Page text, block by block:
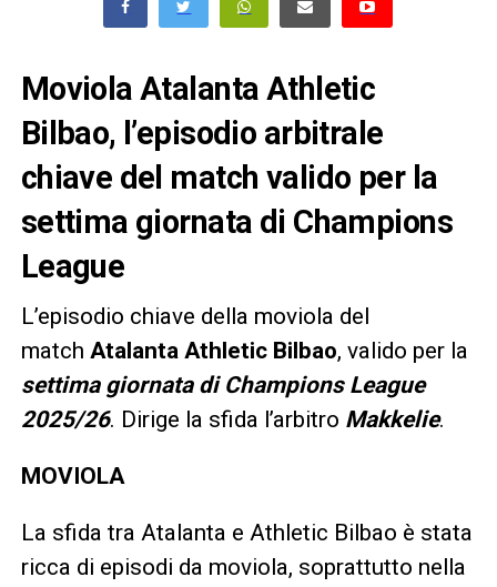
Moviola Atalanta Athletic
Bilbao, l’episodio arbitrale
chiave del match valido per la
settima giornata di Champions
League
L’episodio chiave della moviola del
match Atalanta Athletic Bilbao, valido per la
settima giornata di Champions League
2025/26. Dirige la sfida l’arbitro Makkelie.
MOVIOLA
La sfida tra Atalanta e Athletic Bilbao è stata
ricca di episodi da moviola, soprattutto nella